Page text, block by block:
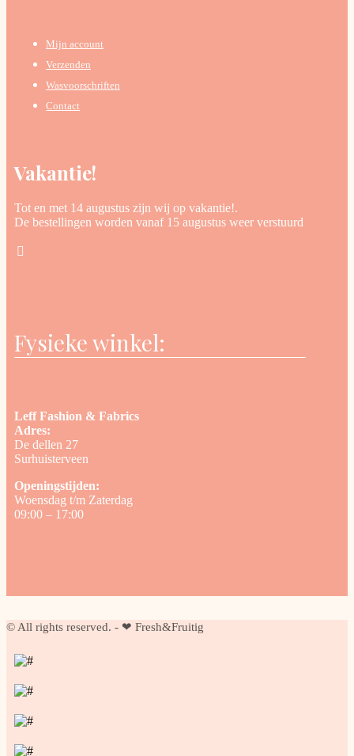
Mijn account
Verzenden
Wasvoorschriften
Contact
Vakantie!
Tot en met 14 augustus zijn wij op vakantie!.
De bestellingen worden vanaf 15 augustus weer verstuurd
Fysieke winkel:
Leff Fashion & Fabrics
Adres:
De dellen 27
Surhuisterveen
Openingstijden:
Woensdag t/m Zaterdag
09:00 – 17:00
© All rights reserved. - ❤ Fresh&Fruitig